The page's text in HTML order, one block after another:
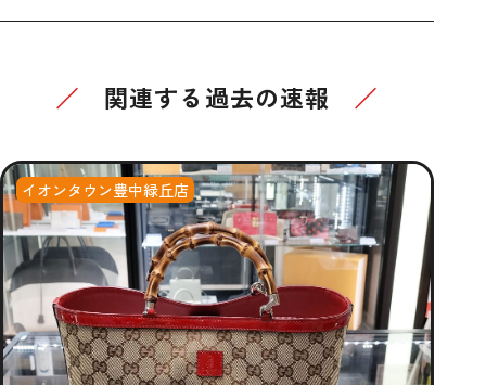
関連する過去の速報
イオンタウン豊中緑丘店